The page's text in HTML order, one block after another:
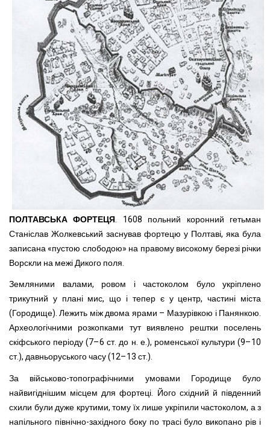
ПОЛТАВСЬКА ФОРТЕЦЯ. 1608 польний коронний гетьман
Станіслав Жолкевський заснував фортецю у Полтаві, яка була
записана «пустою слободою» на правому високому березі річки
Ворскли на межі Дикого поля.
Земляними валами, ровом і частоколом було укріплено
трикутний у плані мис, що і тепер є у центр, частині міста
(Городище). Лежить між двома ярами – Мазурівкою і Панянкою.
Археологічними розкопками тут виявлено рештки поселень
скіфського періоду (7–6 ст. до н. е.), роменської культури (9–10
ст.), давньоруського часу (12–13 ст.).
За військово-топографічними умовами Городище було
найвигіднішим місцем для фортеці. Його східний й південний
схили були дуже крутими, тому їх лише укріпили частоколом, а з
напільного північно-західного боку по трасі було викопано рів і